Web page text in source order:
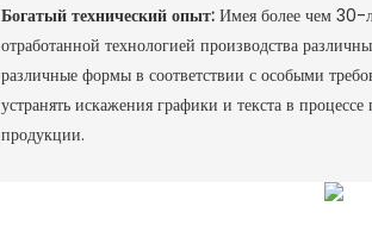
Богатый технический опыт: Имея более чем 30-
отработанной технологией производства
различные формы в соответствии с особыми
устранять искажения графики и текста в процессе
продукции. ‌